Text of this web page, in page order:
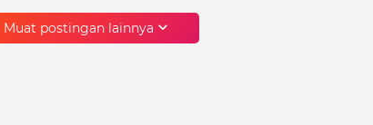
Muat postingan lainnya